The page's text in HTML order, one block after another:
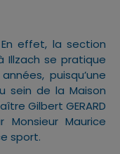
En effet, la section
Illzach se pratique
puisqu’une
sein de la Maison
Gilbert GERARD
Monsieur Maurice
sport.